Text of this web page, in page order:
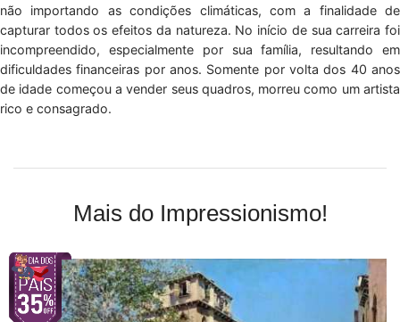
não importando as condições climáticas, com a finalidade de
capturar todos os efeitos da natureza. No início de sua carreira foi
incompreendido, especialmente por sua família, resultando em
dificuldades financeiras por anos. Somente por volta dos 40 anos
de idade começou a vender seus quadros, morreu como um artista
rico e consagrado.
Mais do Impressionismo!